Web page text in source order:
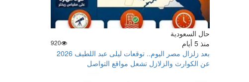
حال السعودية
منذ 5 أيام
920
بعد زلزال مصر اليوم.. توقعات ليلى عبد اللطيف 2026
عن الكوارث والزلازل تشعل مواقع التواصل